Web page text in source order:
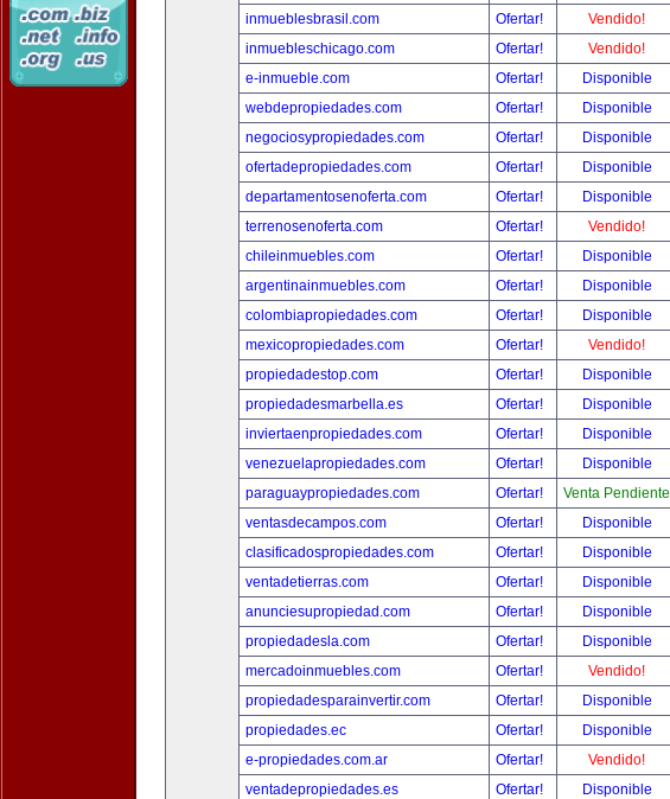
inmueblesbrasil.com
Ofertar!
Vendido!
inmuebleschicago.com
Ofertar!
Vendido!
e-inmueble.com
Ofertar!
Disponible
webdepropiedades.com
Ofertar!
Disponible
negociosypropiedades.com
Ofertar!
Disponible
ofertadepropiedades.com
Ofertar!
Disponible
departamentosenoferta.com
Ofertar!
Disponible
terrenosenoferta.com
Ofertar!
Vendido!
chileinmuebles.com
Ofertar!
Disponible
argentinainmuebles.com
Ofertar!
Disponible
colombiapropiedades.com
Ofertar!
Disponible
mexicopropiedades.com
Ofertar!
Vendido!
propiedadestop.com
Ofertar!
Disponible
propiedadesmarbella.es
Ofertar!
Disponible
inviertaenpropiedades.com
Ofertar!
Disponible
venezuelapropiedades.com
Ofertar!
Disponible
paraguaypropiedades.com
Ofertar!
Venta Pendiente
ventasdecampos.com
Ofertar!
Disponible
clasificadospropiedades.com
Ofertar!
Disponible
ventadetierras.com
Ofertar!
Disponible
anunciesupropiedad.com
Ofertar!
Disponible
propiedadesla.com
Ofertar!
Disponible
mercadoinmuebles.com
Ofertar!
Vendido!
propiedadesparainvertir.com
Ofertar!
Disponible
propiedades.ec
Ofertar!
Disponible
e-propiedades.com.ar
Ofertar!
Vendido!
ventadepropiedades.es
Ofertar!
Disponible